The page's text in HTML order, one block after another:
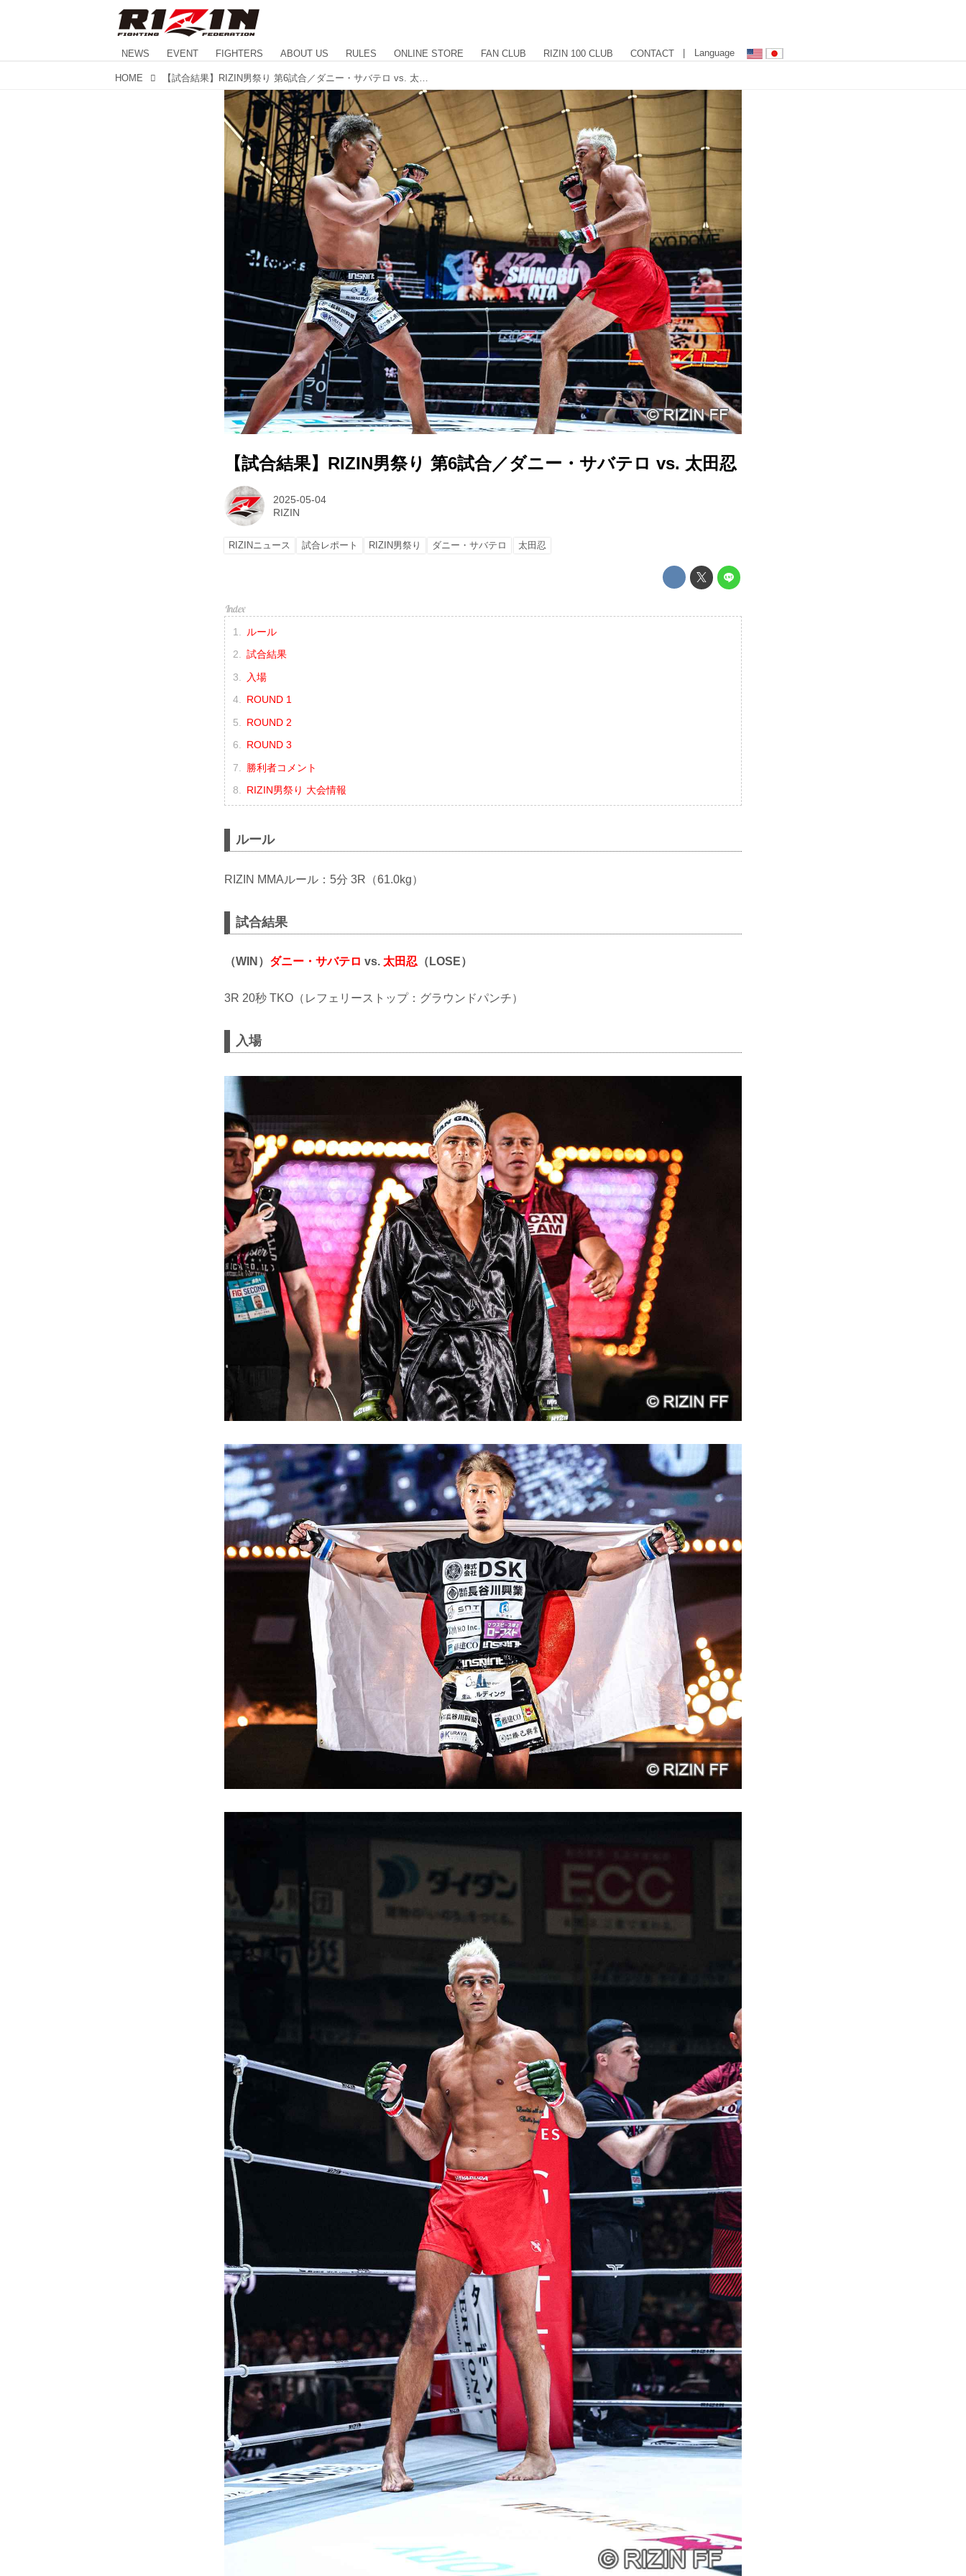
NEWS EVENT FIGHTERS ABOUT US RULES ONLINE STORE FAN CLUB RIZIN 100 CLUB CONTACT | Language
HOME
【試合結果】RIZIN男祭り 第6試合／ダニー・サバテロ vs. 太田忍
2025-05-04
RIZIN
RIZINニュース 試合レポート RIZIN男祭り ダニー・サバテロ 太田忍
ルール
試合結果
入場
ROUND 1
ROUND 2
ROUND 3
勝利者コメント
RIZIN男祭り 大会情報
ルール
RIZIN MMAルール：5分 3R（61.0kg）
試合結果
（WIN） ダニー・サバテロ vs. 太田忍 （LOSE）
3R 20秒 TKO（レフェリーストップ：グラウンドパンチ）
入場